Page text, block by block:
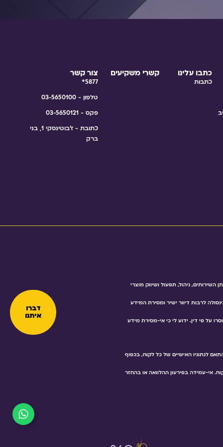
כתבו עלינו
כתבות
קשרי משקיעים צור קשר
5877*
טלפון - 03-5650100
פקס - 03-5650121
כתובת - ז'בוטינסקי 1, בני
ברק
ניהול, תפעול ושיווק מוצרי
לרבות דיוור ישיר ומסירת המידע
על פי דין. ידוע לי כי אי-מסירת מידע
לנתוניו האישיים של כל לקוח, בכפוף
אי-עמידה בפירעון ההלוואה או בהחזר
דברו
איתנו